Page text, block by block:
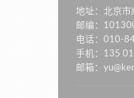
地址：北京
邮编：
电话：010-
手机：135
邮箱：